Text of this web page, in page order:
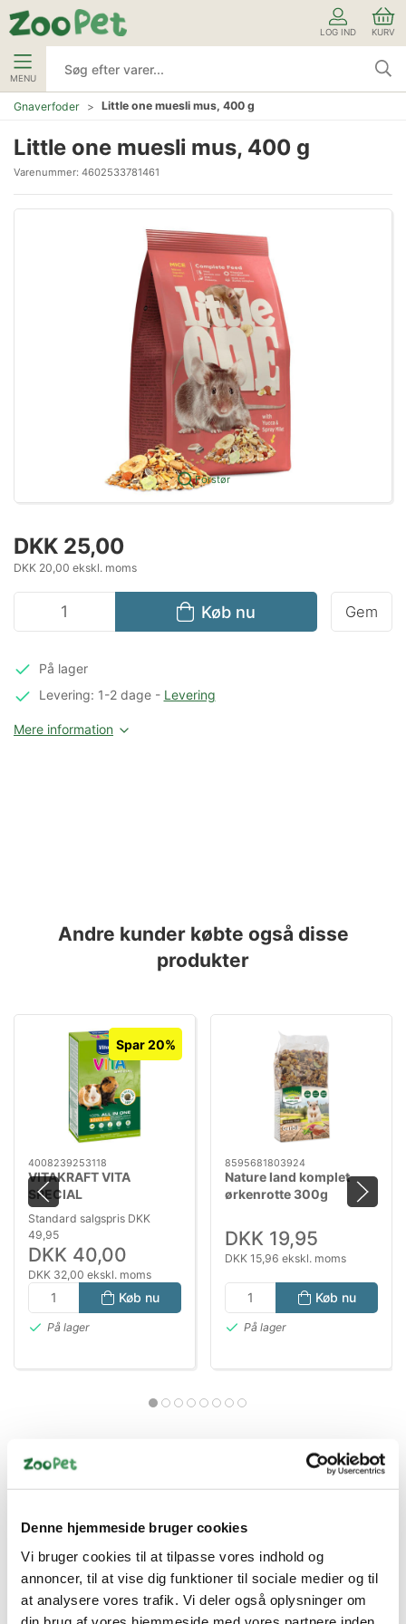
Denne hjemmeside bruger cookies
Vi bruger cookies til at tilpasse vores indhold og
annoncer, til at vise dig funktioner til sociale medier og til
at analysere vores trafik. Vi deler også oplysninger om
LOG IND KURV
MENU
Gnaverfoder Little one muesli mus, 400 g
Little one muesli mus, 400 g
Varenummer: 4602533781461
Forstør
DKK 25,00
DKK 20,00 ekskl. moms
Køb nu Gem
På lager
Levering: 1-2 dage- Levering
Mere information
Andre kunder købte også disse
produkter
Spar 20%
4008239253118
VITAKRAFT VITA
SPECIAL
MARSVINEFODER 600
G
Standard salgspris DKK
49,95
DKK 40,00
DKK 32,00 ekskl. moms
Køb nu
På lager
8595681803924
Nature land komplet
ørkenrotte 300g
DKK 19,95
DKK 15,96 ekskl. moms
Køb nu
På lager
Bestsælgende varer i Gnaverfoder
Spar 41%